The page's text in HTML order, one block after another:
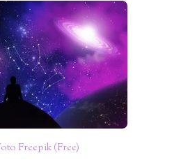
Freepik (Free)